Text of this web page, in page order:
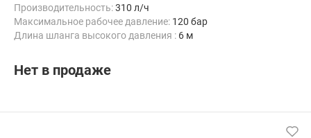
Производительность:310 л/ч
Максимальное рабочее давление: 120 бар
Длина шланга высокого давления : 6 м
Нет в продаже